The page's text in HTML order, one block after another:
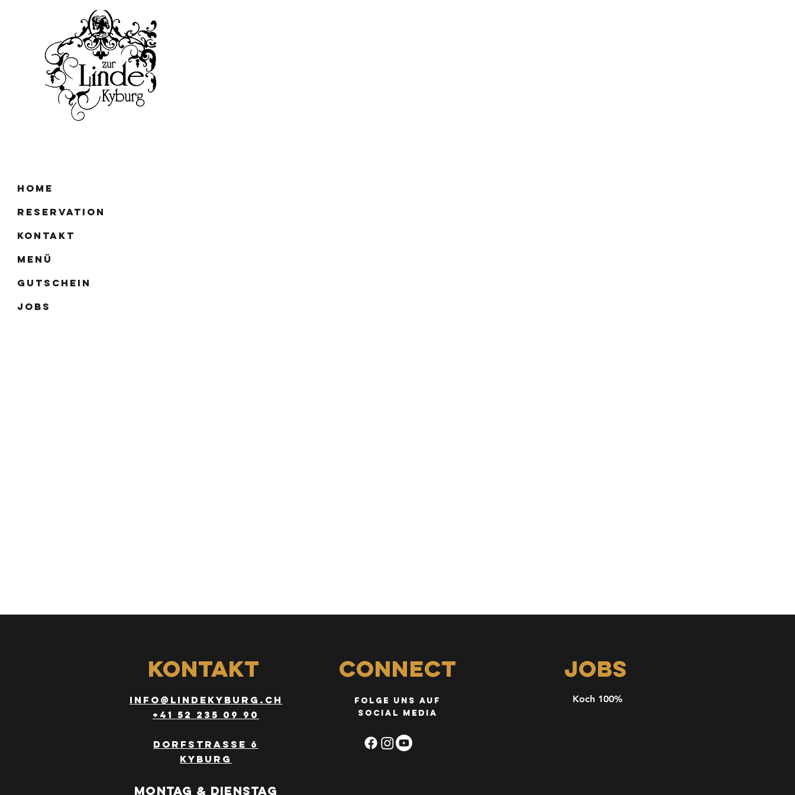
Home
Reservation
Kontakt
Menü
Gutschein
Jobs
Kontakt
info@lindekyburg.ch
+41 52 235 09 90
Dorfstrasse 6
Kyburg
Montag & Dienstag
Connect
FOLGE uns auf
social media
JOBS
Koch 100%